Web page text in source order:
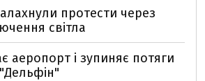
протести через
світла
аеропорт і зупиняє потяги